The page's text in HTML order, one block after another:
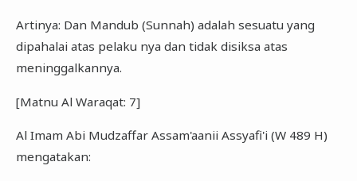
Artinya: Dan Mandub (Sunnah) adalah sesuatu yang
dipahalai atas pelaku nya dan tidak disiksa atas
meninggalkannya.
[Matnu Al Waraqat: 7]
Al Imam Abi Mudzaffar Assam'aanii Assyafi'i (W 489 H)
mengatakan: